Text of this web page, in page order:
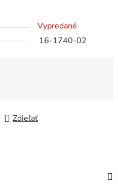
Vypredané
16-1740-02
Zdieľať